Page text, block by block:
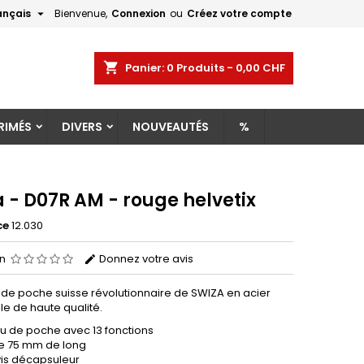
Bienvenue, Connexion ou Créez votre compte

shopping_cart Panier: 0 Produits - 0,00 CHF
DIVERS NOUVEAUTÉS %
- D07R AM - rouge helvetix
12.030
Donnez votre avis
poche suisse révolutionnaire de SWIZA en acier
de haute qualité.
de poche avec 13 fonctions
75 mm de long
décapsuleur